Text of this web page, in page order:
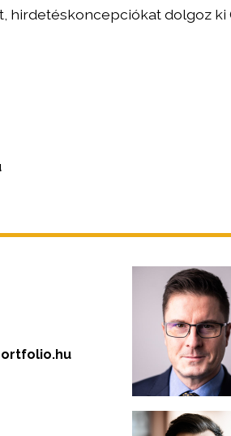
hirdetéskoncepciókat dolgoz